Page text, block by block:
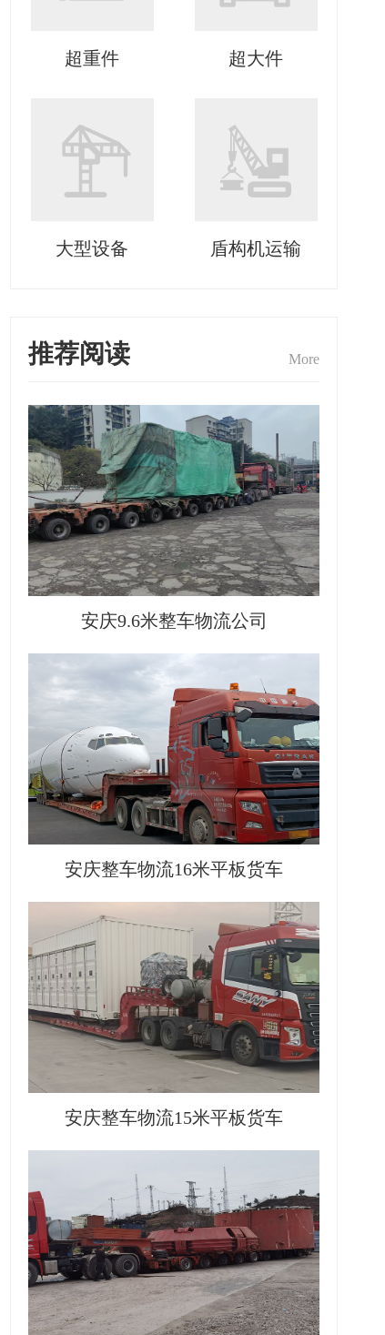
超重件 超大件
大型设备 盾构机运输
推荐阅读 More
安庆9.6米整车物流公司
安庆整车物流16米平板货车
安庆整车物流15米平板货车